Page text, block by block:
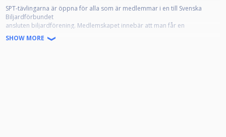
SPT-tävlingarna är öppna för alla som är medlemmar i en till Svenska
Biljardförbundet
ansluten biljardförening. Medlemskapet innebär att man får en
tävlingslicens, och att klubben registrerar spelaren som "Spelare" på
IdrottOnline.
SHOW MORE